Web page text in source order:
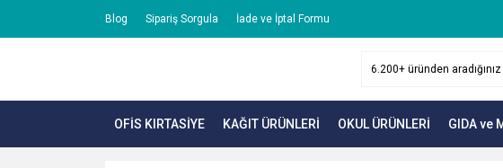
Blog Sipariş Sorgula İade ve İptal Formu
OFİS KIRTASİYE KAĞIT ÜRÜNLERİ OKUL ÜRÜNLERİ GIDA ve